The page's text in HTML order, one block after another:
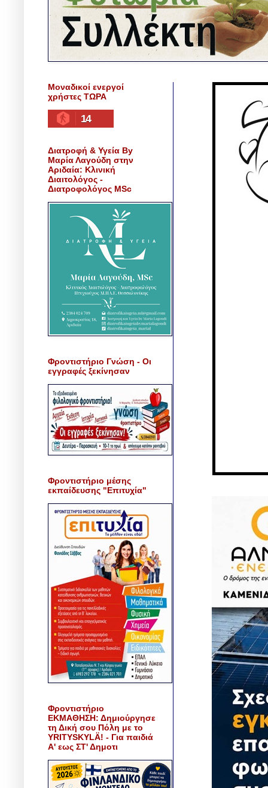
Μοναδικοί ενεργοί
χρήστες ΤΩΡΑ
14
Διατροφή & Υγεία By
Μαρία Λαγούδη στην
Αριδαία: Κλινική
Διαιτολόγος -
Διατροφολόγος MSc
Φροντιστήριο Γνώση - Οι
εγγραφές ξεκίνησαν
Φροντιστήριο μέσης
εκπαίδευσης "Επιτυχία"
Φροντιστήριο
ΕΚΜΑΘΗΣΗ: Δημιούργησε
τη Δική σου Πόλη με το
YRITYSKYLÄ! - Για παιδιά
Α' εως ΣΤ' Δημοτι